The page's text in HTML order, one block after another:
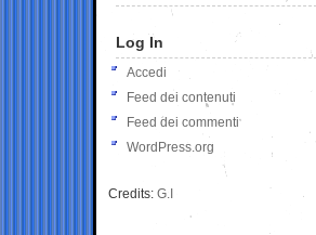
Log In
Accedi
Feed dei contenuti
Feed dei commenti
WordPress.org
Credits: G.I